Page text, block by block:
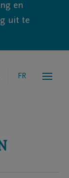
en
uit te
FR